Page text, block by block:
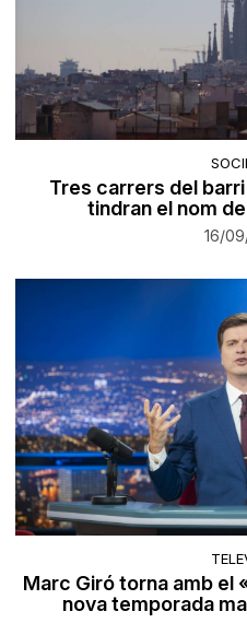
Tres carrers del barri
tindran el nom
16/
Marc Giró torna amb el
nova temporada